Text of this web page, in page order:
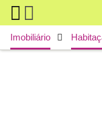
Skip to main content
Main navigation
Imobiliário